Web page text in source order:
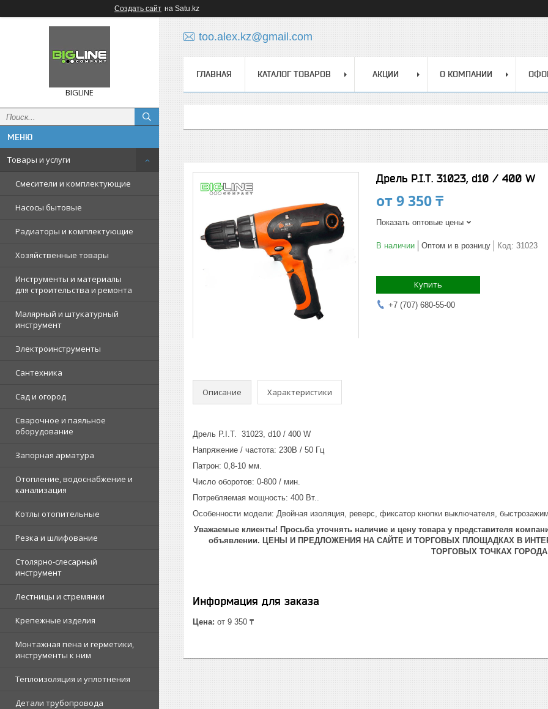
Создать сайт на Satu.kz
BIGLINE
Товары и услуги
Смесители и комплектующие
Насосы бытовые
Радиаторы и комплектующие
Хозяйственные товары
Инструменты и материалы
для строительства и ремонта
Малярный и штукатурный
инструмент
Электроинструменты
Сантехника
Сад и огород
Сварочное и паяльное
оборудование
Запорная арматура
Отопление, водоснабжение и
канализация
Котлы отопительные
Резка и шлифование
Столярно-слесарный
инструмент
Лестницы и стремянки
Крепежные изделия
Монтажная пена и герметики,
инструменты к ним
Теплоизоляция и уплотнения
Детали трубопровода
too.alex.kz@gmail.com
ГЛАВНАЯ КАТАЛОГ ТОВАРОВ АКЦИИ О КОМПАНИИ
Дрель P.I.T. 31023, d10 / 400 W
от9 350 ₸
Показать оптовые цены
В наличии Оптом и в розницу Код: 31023
Купить
+7 (707) 680-55-00
Описание Характеристики
Дрель P.I.T. 31023, d10 / 400 W
Напряжение / частота: 230В / 50 Гц
Патрон: 0,8-10 мм.
Число оборотов: 0-800 / мин.
Потребляемая мощность: 400 Вт..
Особенности модели: Двойная изоляция, реверс, фиксатор кнопки выключателя,
Уважаемые клиенты! Просьба уточнять наличие и цену товара у представителя
объявлении. ЦЕНЫ И ПРЕДЛОЖЕНИЯ НА САЙТЕ И ТОРГОВЫХ ПЛОЩАДКАХ В
ТОРГОВЫХ ТОЧКАХ
Информация для заказа
Цена: от 9 350 ₸